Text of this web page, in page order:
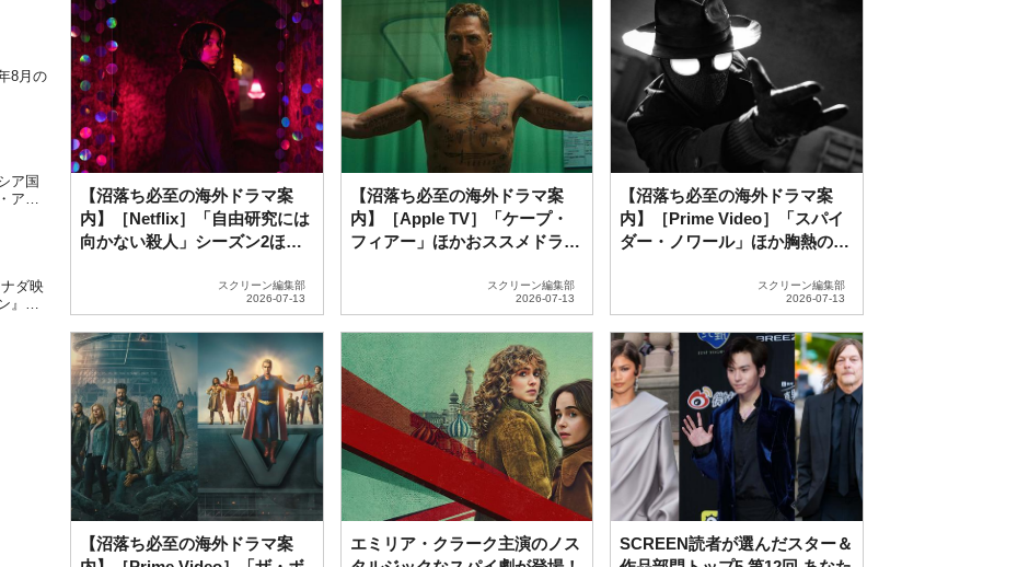
【沼落ち必至の海外ドラマ案
内】［Netflix］「自由研究には
向かない殺人」シーズン2ほか
スクリーン編集部
【沼落ち必至の海外ドラマ案
内】［Apple TV］「ケープ・
フィアー」ほかおススメドラマ
スクリーン編集部
【沼落ち必至の海外ドラマ案
内】［Prime Video］「スパイ
ダー・ノワール」ほか胸熱の最
スクリーン編集部
【沼落ち必至の海外ドラマ案
エミリア・クラーク主演のノス
SCREEN読者が選んだスター＆
8月の
ア国
アガ
ダ映
』